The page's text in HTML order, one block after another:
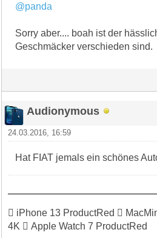
@panda
Sorry aber.... boah ist der
Geschmäcker verschieden sind.
Audionymous
24.03.2016, 16:59
Hat FIAT jemals ein schönes
 iPhone 13 ProductRed 
4K  Apple Watch 7 ProductRed